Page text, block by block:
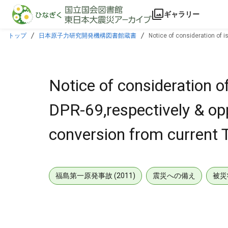
本文に飛ぶ
ギャラリー
トップ 日本原子力研究開発機構図書館蔵書
Notice of consideration of
Notice of consideration
DPR-69,respectively &
conversion from current
福島第一原発事故 (2011) 震災への備え 被災